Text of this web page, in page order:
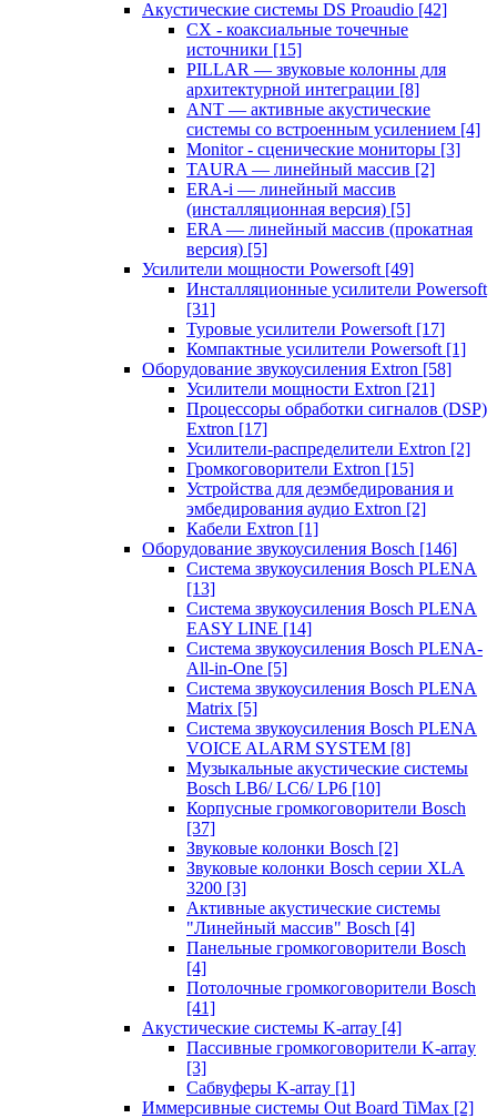
Акустические системы DS Proaudio [42]
CX - коаксиальные точечные
источники [15]
PILLAR — звуковые колонны для
архитектурной интеграции [8]
ANT — активные акустические
системы со встроенным усилением [4]
Monitor - сценические мониторы [3]
TAURA — линейный массив [2]
ERA-i — линейный массив
(инсталляционная версия) [5]
ERA — линейный массив (прокатная
версия) [5]
Усилители мощности Powersoft [49]
Инсталляционные усилители Powersoft
[31]
Туровые усилители Powersoft [17]
Компактные усилители Powersoft [1]
Оборудование звукоусиления Extron [58]
Усилители мощности Extron [21]
Процессоры обработки сигналов (DSP)
Extron [17]
Усилители-распределители Extron [2]
Громкоговорители Extron [15]
Устройства для деэмбедирования и
эмбедирования аудио Extron [2]
Кабели Extron [1]
Оборудование звукоусиления Bosch [146]
Система звукоусиления Bosch PLENA
[13]
Система звукоусиления Bosch PLENA
EASY LINE [14]
Система звукоусиления Bosch PLENA-
All-in-One [5]
Система звукоусиления Bosch PLENA
Matrix [5]
Система звукоусиления Bosch PLENA
VOICE ALARM SYSTEM [8]
Музыкальные акустические системы
Bosch LB6/ LC6/ LP6 [10]
Корпусные громкоговорители Bosch
[37]
Звуковые колонки Bosch [2]
Звуковые колонки Bosch серии XLA
3200 [3]
Активные акустические системы
"Линейный массив" Bosch [4]
Панельные громкоговорители Bosch
[4]
Потолочные громкоговорители Bosch
[41]
Акустические системы K-array [4]
Пассивные громкоговорители K-array
[3]
Сабвуферы K-array [1]
Иммерсивные системы Out Board TiMax [2]